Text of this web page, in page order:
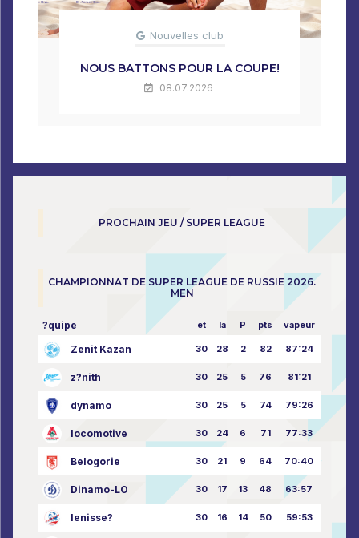
Nouvelles club
NOUS BATTONS POUR LA COUPE!
08.07.2026
PROCHAIN JEU / SUPER LEAGUE
CHAMPIONNAT DE SUPER LEAGUE DE RUSSIE 2026.
MEN
?quipe et la P pts vapeur
Zenit Kazan 30 28 2 82 87:24
z?nith 30 25 5 76 81:21
dynamo 30 25 5 74 79:26
locomotive 30 24 6 71 77:33
Belogorie 30 21 9 64 70:40
Dinamo-LO 30 17 13 48 63:57
Ienisse? 30 16 14 50 59:53